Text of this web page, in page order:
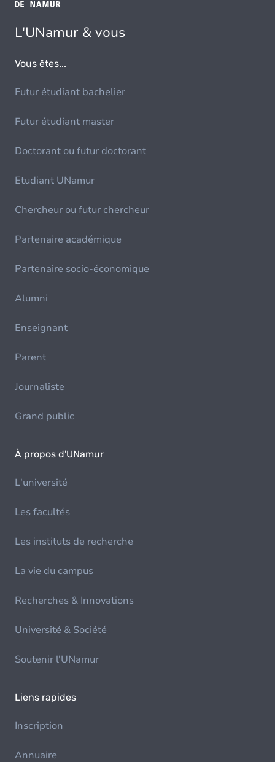
L'UNamur & vous
Vous êtes...
Futur étudiant bachelier
Futur étudiant master
Doctorant ou futur doctorant
Etudiant UNamur
Chercheur ou futur chercheur
Partenaire académique
Partenaire socio-économique
Alumni
Enseignant
Parent
Journaliste
Grand public
À propos d'UNamur
L'université
Les facultés
Les instituts de recherche
La vie du campus
Recherches & Innovations
Université & Société
Soutenir l'UNamur
Liens rapides
Inscription
Annuaire